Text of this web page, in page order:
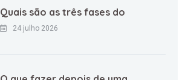
Quais são as três fases do
24 julho 2026